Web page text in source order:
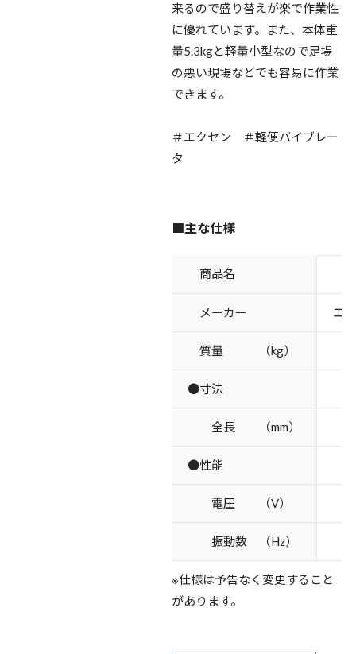
来るので盛り替えが楽で作業性
に優れています。また、本体重
量5.3kgと軽量小型なので足場
の悪い現場などでも容易に作業
できます。
＃エクセン ＃軽便バイブレー
タ
■主な仕様
商品名
メーカー エ
質量 （kg）
●寸法
全長 （mm）
●性能
電圧 （V）
振動数 （Hz）
※仕様は予告なく変更すること
があります。